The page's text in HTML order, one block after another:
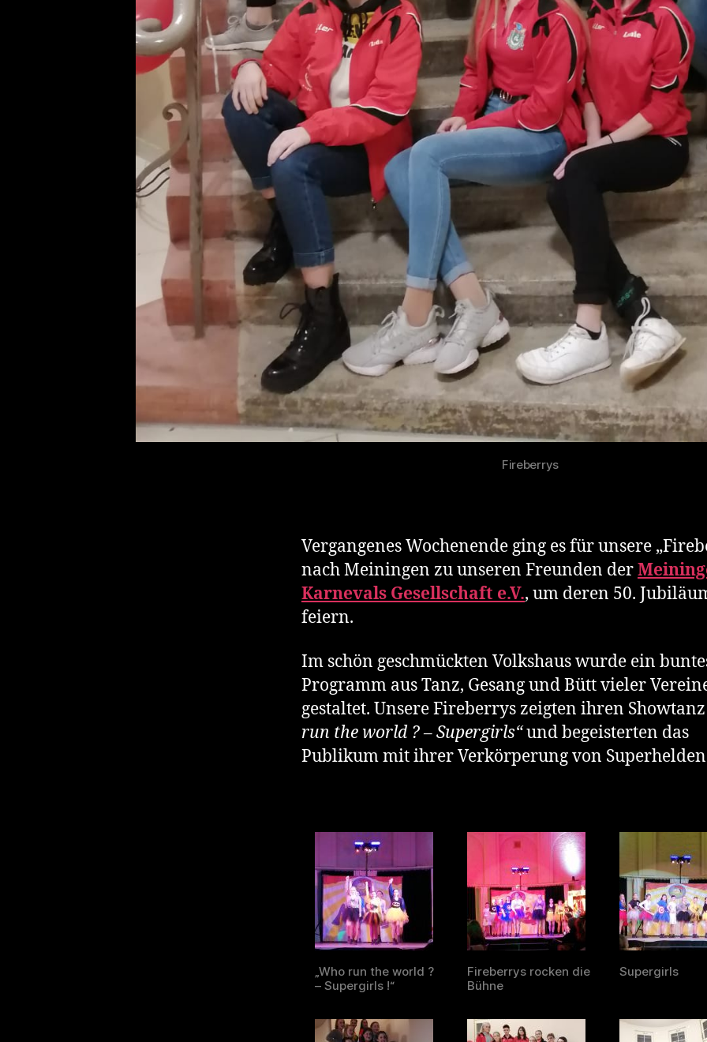
Fireberrys
Vergangenes Wochenende ging es für unsere
nach Meiningen zu unseren Freunden der
Karnevals Gesellschaft e.V., um deren 50.
feiern.
Im schön geschmückten Volkshaus wurde ein
Programm aus Tanz, Gesang und Bütt vieler
gestaltet. Unsere Fireberrys zeigten ihren Showtanz
run the world ? – Supergirls“und begeisterten das
Publikum mit ihrer Verkörperung von
„Who run the world ?
– Supergirls !“
Fireberrys rocken die
Bühne
Supergirls